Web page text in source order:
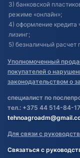
3) банковской
режиме «онлайн»;
4) оформление кредита
лизинг;
5) безналичный расчет
Уполномоченный
покупателей о
законодательством о
специалист по
тел.: +375 44 514-84-
Для связи с
Связаться с